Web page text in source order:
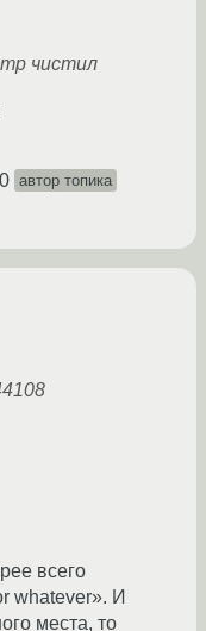
чистил
автор топика
всего
whatever». И
места, то